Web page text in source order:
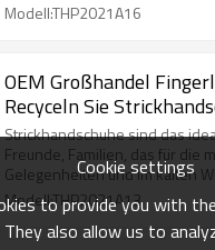
Modell:THP2021A16
OEM Großhandel
Recyceln Sie
Strickhandschuhe sind das
Freunde, Familien, das für die
Gelegenheiten und im kalten
Modell:THP2021A13
Cookie settings
to provide you with
They also allow us to